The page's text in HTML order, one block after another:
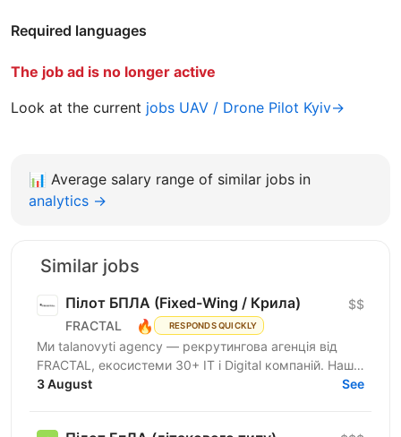
Required languages
The job ad is no longer active
Look at the current jobs UAV / Drone Pilot Kyiv→
📊 Average salary range of similar jobs in
analytics →
Similar jobs
Пілот БПЛА (Fixed-Wing / Крила)
FRACTAL 🔥 RESPONDS QUICKLY
$$
Ми talanovyti agency — рекрутингова агенція від
FRACTAL, екосистеми 30+ IT і Digital компаній. Наш
клієнт — українська mil-tech компанія, що створює...
3 August See